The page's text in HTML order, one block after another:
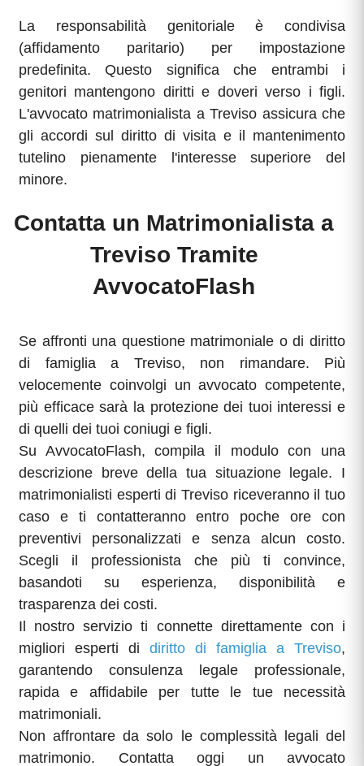
La responsabilità genitoriale è condivisa
(affidamento paritario) per impostazione
predefinita. Questo significa che entrambi i
genitori mantengono diritti e doveri verso i figli.
L'avvocato matrimonialista a Treviso assicura che
gli accordi sul diritto di visita e il mantenimento
tutelino pienamente l'interesse superiore del
minore.
Contatta un Matrimonialista a
Treviso Tramite
AvvocatoFlash
Se affronti una questione matrimoniale o di diritto
di famiglia a Treviso, non rimandare. Più
velocemente coinvolgi un avvocato competente,
più efficace sarà la protezione dei tuoi interessi e
di quelli dei tuoi coniugi e figli.
Su AvvocatoFlash, compila il modulo con una
descrizione breve della tua situazione legale. I
matrimonialisti esperti di Treviso riceveranno il tuo
caso e ti contatteranno entro poche ore con
preventivi personalizzati e senza alcun costo.
Scegli il professionista che più ti convince,
basandoti su esperienza, disponibilità e
trasparenza dei costi.
Il nostro servizio ti connette direttamente con i
migliori esperti di diritto di famiglia a Treviso,
garantendo consulenza legale professionale,
rapida e affidabile per tutte le tue necessità
matrimoniali.
Non affrontare da solo le complessità legali del
matrimonio. Contatta oggi un avvocato